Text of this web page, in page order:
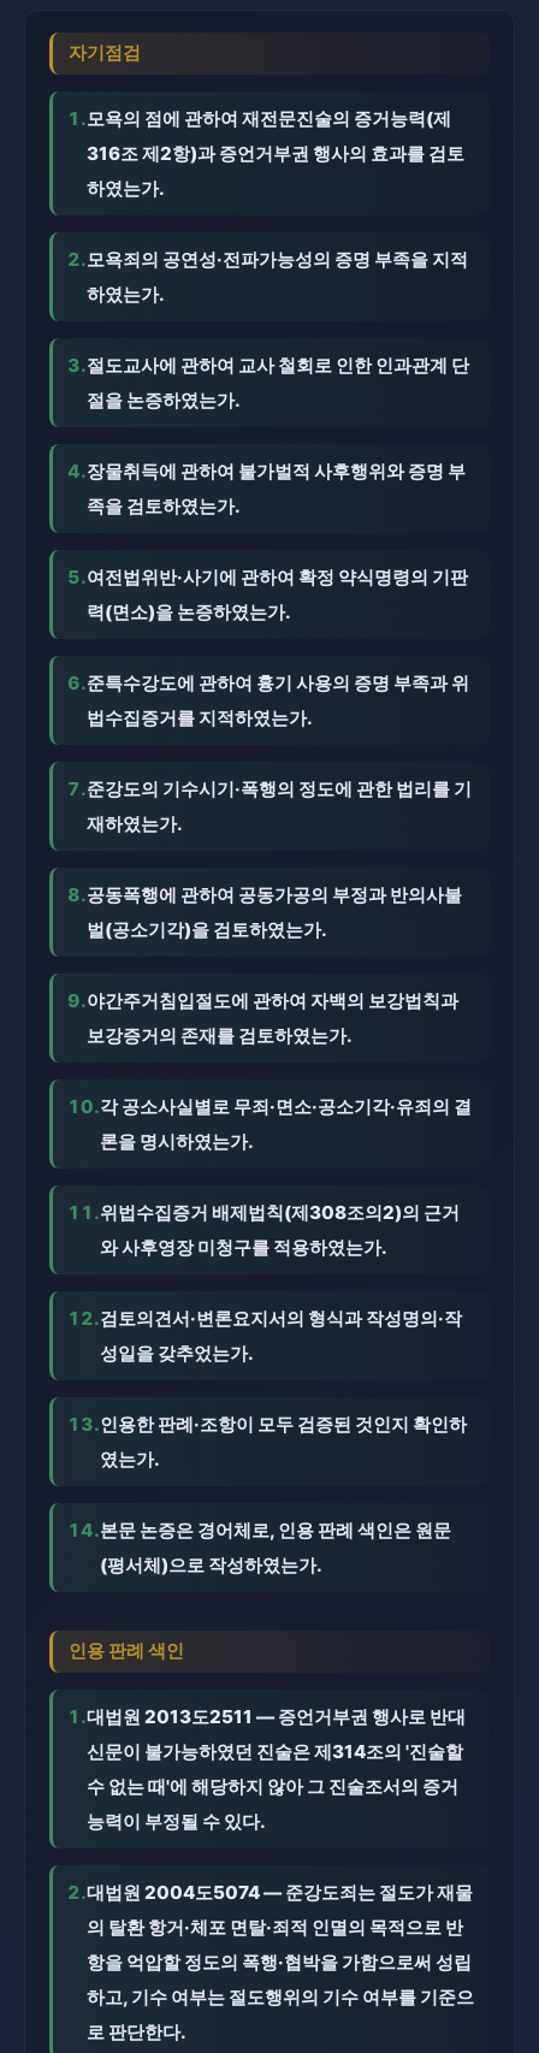
자기점검
1.모욕의 점에 관하여 재전문진술의 증거능력(제
316조 제2항)과 증언거부권 행사의 효과를 검토
하였는가.
2.모욕죄의 공연성·전파가능성의 증명 부족을 지적
하였는가.
3.절도교사에 관하여 교사 철회로 인한 인과관계 단
절을 논증하였는가.
4.장물취득에 관하여 불가벌적 사후행위와 증명 부
족을 검토하였는가.
5.여전법위반·사기에 관하여 확정 약식명령의 기판
력(면소)을 논증하였는가.
6.준특수강도에 관하여 흉기 사용의 증명 부족과 위
법수집증거를 지적하였는가.
7.준강도의 기수시기·폭행의 정도에 관한 법리를 기
재하였는가.
8.공동폭행에 관하여 공동가공의 부정과 반의사불
벌(공소기각)을 검토하였는가.
9.야간주거침입절도에 관하여 자백의 보강법칙과
보강증거의 존재를 검토하였는가.
10.각 공소사실별로 무죄·면소·공소기각·유죄의 결
론을 명시하였는가.
11.위법수집증거 배제법칙(제308조의2)의 근거
와 사후영장 미청구를 적용하였는가.
12.검토의견서·변론요지서의 형식과 작성명의·작
성일을 갖추었는가.
13.인용한 판례·조항이 모두 검증된 것인지 확인하
였는가.
14.본문 논증은 경어체로, 인용 판례 색인은 원문
(평서체)으로 작성하였는가.
인용 판례 색인
1.대법원 2013도2511 — 증언거부권 행사로 반대
신문이 불가능하였던 진술은 제314조의 '진술할
수 없는 때'에 해당하지 않아 그 진술조서의 증거
능력이 부정될 수 있다.
2.대법원 2004도5074 — 준강도죄는 절도가 재물
의 탈환 항거·체포 면탈·죄적 인멸의 목적으로 반
항을 억압할 정도의 폭행·협박을 가함으로써 성립
하고, 기수 여부는 절도행위의 기수 여부를 기준으
로 판단한다.